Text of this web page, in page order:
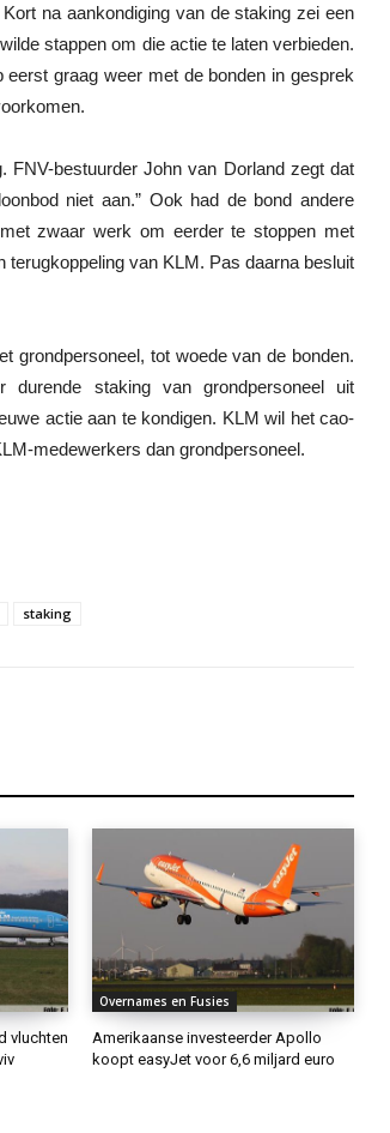
na aankondiging van de staking zei een
stappen om die actie te laten verbieden.
graag weer met de bonden in gesprek
bestuurder John van Dorland zegt dat
niet aan.” Ook had de bond andere
zwaar werk om eerder te stoppen met
van KLM. Pas daarna besluit
grondpersoneel, tot woede van de bonden.
staking van grondpersoneel uit
actie aan te kondigen. KLM wil het cao-
medewerkers dan grondpersoneel.
staking
vluchten
Overnames en Fusies
Amerikaanse investeerder Apollo
koopt easyJet voor 6,6 miljard euro